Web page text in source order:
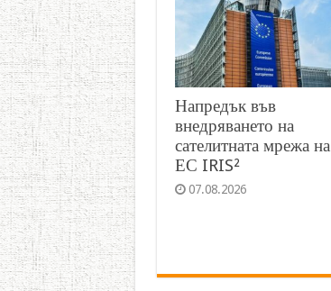
Напредък във
внедряването на
сателитната мрежа на
ЕС IRIS²
07.08.2026